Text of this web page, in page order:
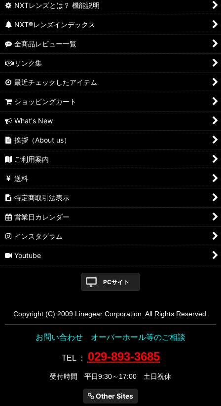
NXTレンズとは？ 機能説明
NXT®レンズインデックス
全商品レビュー一覧
リンク集
最近チェックしたアイテム
ショッピングカート
What's New
挨拶（About us）
ご利用案内
送料
特定商取引法表示
営業日カレンダー
インスタグラム
Youtube
PCサイト
Copyright (C) 2009 Linegear Corporation. All Rights Reserved.
お問い合わせ オーバーホール等のご相談
TEL： 029-893-3685
受付時間 平日9:30～17:00 土日祝休
Other Sites